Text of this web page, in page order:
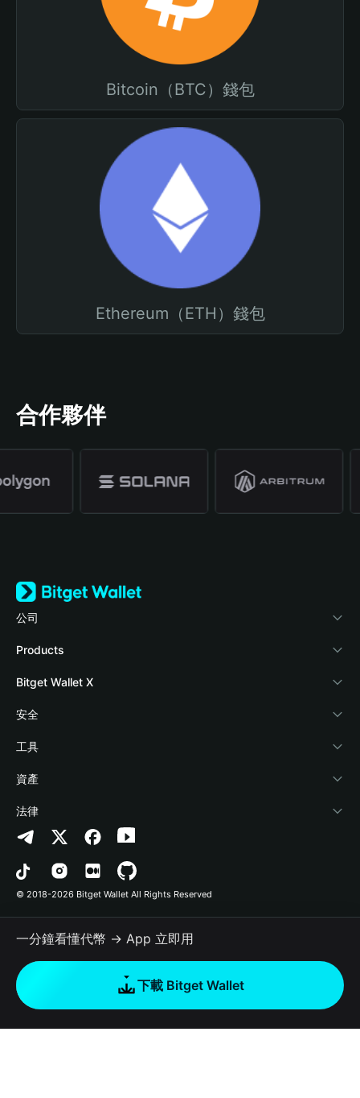
Bitcoin（BTC）錢包
Ethereum（ETH）錢包
合作夥伴
公司
關於 Bitget Wallet
部落格
學院
加密資訊
幫助中心
‌聯繫我們
品牌資源
工作機會
Products
Crypto Card
Stablecoin Earn
Payfi Crypto
Crypto Swap API
Altcoin Season Index
Prediction Markets
DApp
RWA
如何購買加密貨幣
Bitget Wallet X
開發者文件
連接錢包
Bitget Wallet Pay
合作上架
安全
風險保障基金
安全防護技術
工具
快捷買幣
授權檢測
合約檢測
批次轉帳
資產
Arbitrum
Avalanche
Bitcoin
Polygon
法律
隱私協議
用戶使用協議
© 2018-2026 Bitget Wallet All Rights Reserved
一分鐘看懂代幣 → App 立即用
下載 Bitget Wallet